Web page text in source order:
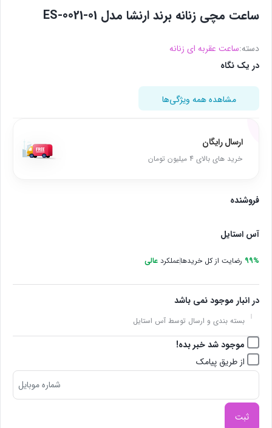
ساعت مچی زنانه برند ارنشا مدل ES-0021-01
دسته:ساعت عقربه ای زنانه
در یک نگاه
مشاهده همه ویژگی‌ها
ارسال رایگان
خرید های بالای 4 میلیون تومان
فروشنده
آس استایل
99% رضایت از کل خریدهاعملکرد عالی
در انبار موجود نمی باشد
بسته بندی و ارسال توسط آس استایل
موجود شد خبر بده!
از طریق پیامک
ثبت